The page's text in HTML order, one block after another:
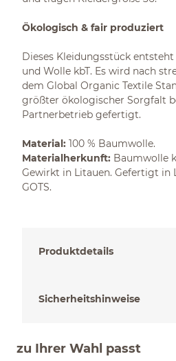
Ökologisch & fair produziert
Dieses Kleidungsstück
und Wolle kbT. Es wird nach
dem Global Organic Textile
größter ökologischer Sorgfalt
Partnerbetrieb gefertigt.
Material: 100 % Baumwolle.
Materialherkunft: Baumwolle
Gewirkt in Litauen. Gefertigt in
GOTS.
Produktdetails
Sicherheitshinweise
zu Ihrer Wahl passt